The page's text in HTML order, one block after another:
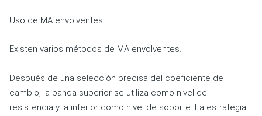
Uso de MA envolventes
Existen varios métodos de MA envolventes.
Después de una selección precisa del coeficiente de
cambio, la banda superior se utiliza como nivel de
resistencia y la inferior como nivel de soporte. La estrategia